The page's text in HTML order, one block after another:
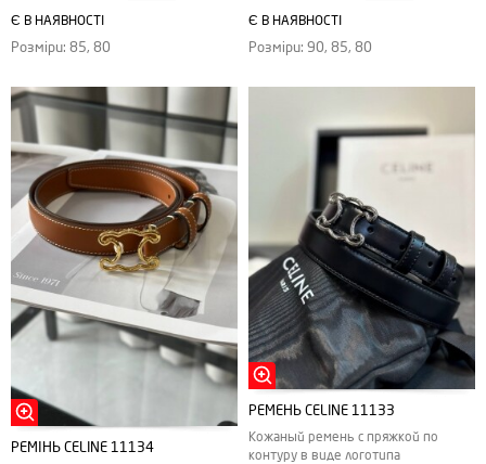
Є В НАЯВНОСТІ
Розміри: 85, 80
Є В НАЯВНОСТІ
Розміри: 90, 85, 80
РЕМІНЬ CELINE 11134
РЕМЕНЬ CELINE 11133
Кожаный ремень с пряжкой по
контуру в виде логотипа